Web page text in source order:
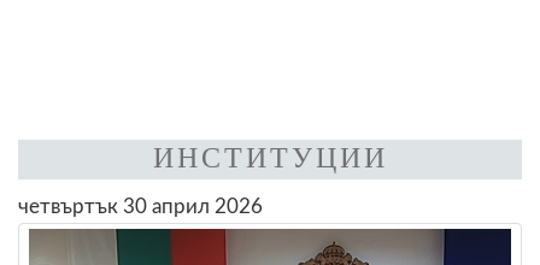
ИНСТИТУЦИИ
четвъртък 30 април 2026